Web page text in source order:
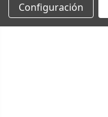
Configuración